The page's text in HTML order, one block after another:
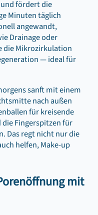
fördert die
Minuten täglich
angewandt,
Drainage oder
die Mikrozirkulation
— ideal für
sanft mit einem
nach außen
für kreisende
die Fingerspitzen für
Das regt nicht nur die
helfen, Make-up
mit